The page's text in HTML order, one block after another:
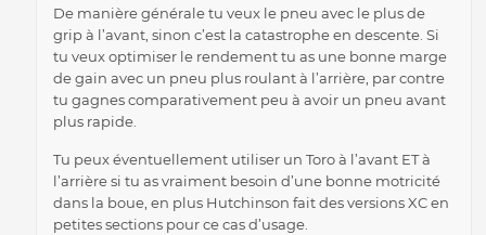
De manière générale tu veux le pneu avec le plus de
grip à l’avant, sinon c’est la catastrophe en descente. Si
tu veux optimiser le rendement tu as une bonne marge
de gain avec un pneu plus roulant à l’arrière, par contre
tu gagnes comparativement peu à avoir un pneu avant
plus rapide.
Tu peux éventuellement utiliser un Toro à l’avant ET à
l’arrière si tu as vraiment besoin d’une bonne motricité
dans la boue, en plus Hutchinson fait des versions XC en
petites sections pour ce cas d’usage.